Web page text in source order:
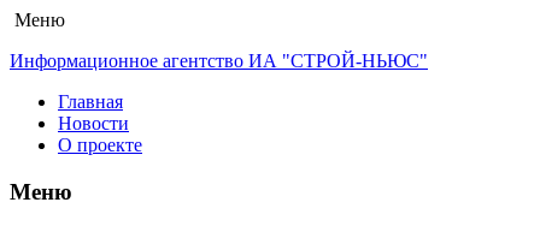
Меню
Информационное агентство ИА "СТРОЙ-НЬЮС"
Главная
Новости
О проекте
Меню